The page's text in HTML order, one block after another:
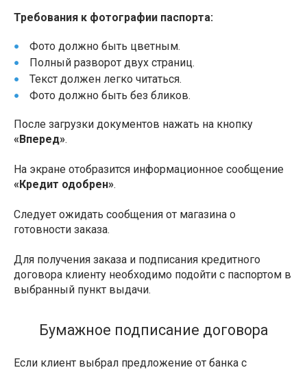
Требования к фотографии паспорта:
Фото должно быть цветным.
Полный разворот двух страниц.
Текст должен легко читаться.
Фото должно быть без бликов.
После загрузки документов нажать на кнопку
«Вперед».
На экране отобразится информационное сообщение
«Кредит одобрен».
Следует ожидать сообщения от магазина о
готовности заказа.
Для получения заказа и подписания кредитного
договора клиенту необходимо подойти с паспортом в
выбранный пункт выдачи.
Бумажное подписание договора
Если клиент выбрал предложение от банка с